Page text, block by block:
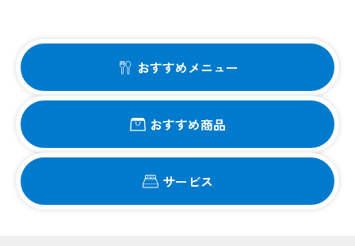
おすすめメニュー
おすすめ商品
サービス